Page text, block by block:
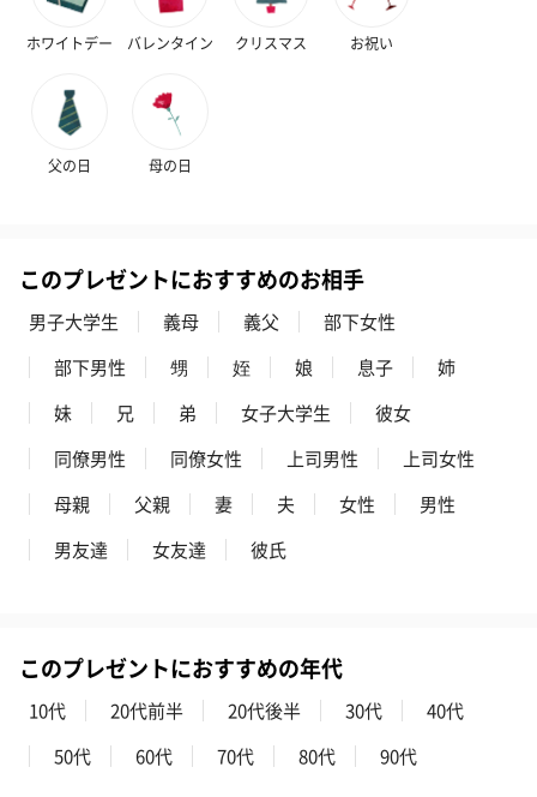
ホワイトデー バレンタイン クリスマス お祝い
父の日 母の日
このプレゼントにおすすめのお相手
男子大学生 義母 義父
部下女性
部下男性
甥 姪 娘 息子
姉
妹
兄 弟 女子大学生
彼女
同僚男性
同僚女性 上司男性
上司女性
母親
父親 妻 夫 女性
男性
男友達
女友達 彼氏
このプレゼントにおすすめの年代
10代 20代前半 20代後半 30代
40代
50代
60代 70代 80代 90代